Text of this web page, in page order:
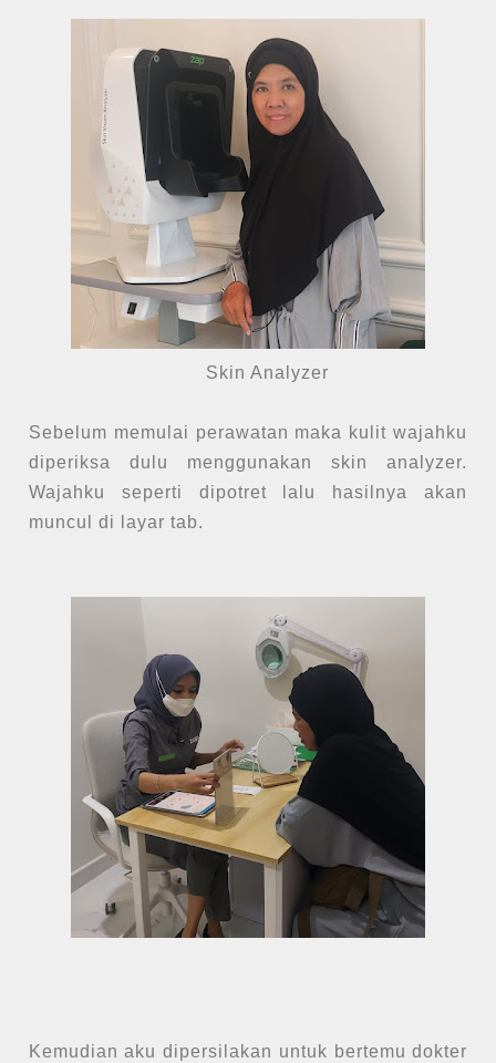
Skin Analyzer
Sebelum memulai perawatan maka kulit wajahku
diperiksa dulu menggunakan skin analyzer.
Wajahku seperti dipotret lalu hasilnya akan
muncul di layar tab.
Kemudian aku dipersilakan untuk bertemu dokter